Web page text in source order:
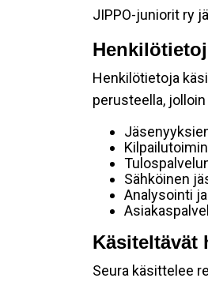
JIPPO-juniorit ry
Henkilötietoja
perusteella,
Sähköinen
Analysointi
Käsiteltävät
Seura käsittelee